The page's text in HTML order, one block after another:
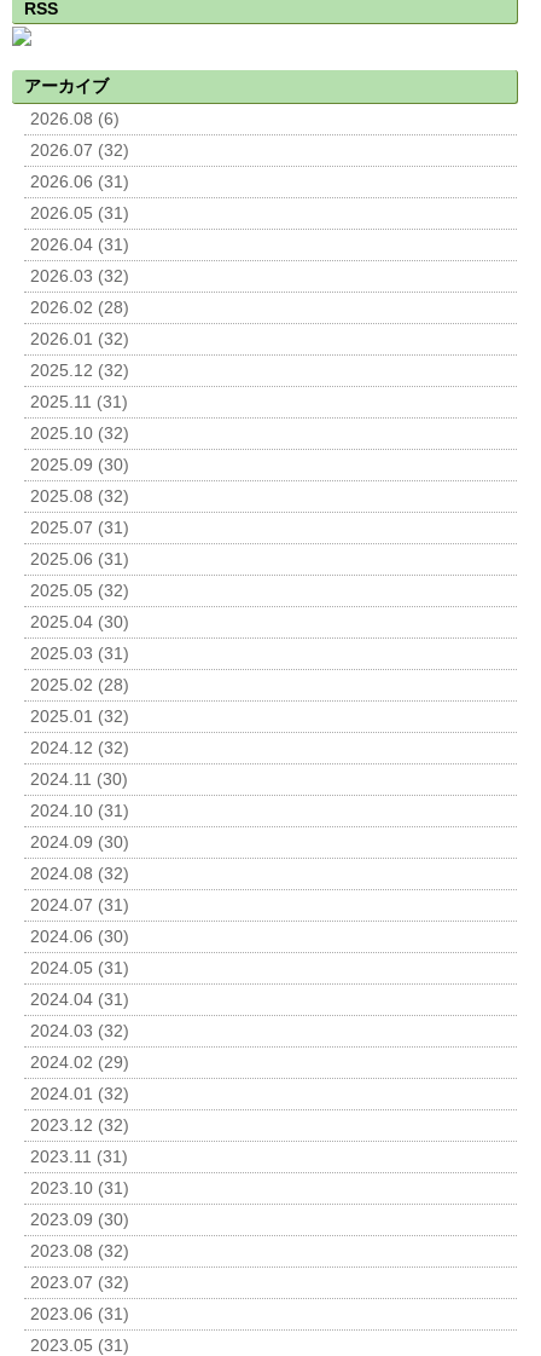
RSS
アーカイブ
2026.08 (6)
2026.07 (32)
2026.06 (31)
2026.05 (31)
2026.04 (31)
2026.03 (32)
2026.02 (28)
2026.01 (32)
2025.12 (32)
2025.11 (31)
2025.10 (32)
2025.09 (30)
2025.08 (32)
2025.07 (31)
2025.06 (31)
2025.05 (32)
2025.04 (30)
2025.03 (31)
2025.02 (28)
2025.01 (32)
2024.12 (32)
2024.11 (30)
2024.10 (31)
2024.09 (30)
2024.08 (32)
2024.07 (31)
2024.06 (30)
2024.05 (31)
2024.04 (31)
2024.03 (32)
2024.02 (29)
2024.01 (32)
2023.12 (32)
2023.11 (31)
2023.10 (31)
2023.09 (30)
2023.08 (32)
2023.07 (32)
2023.06 (31)
2023.05 (31)